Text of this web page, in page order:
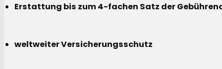
Erstattung bis zum 4-fachen Satz der
weltweiter Versicherungsschutz